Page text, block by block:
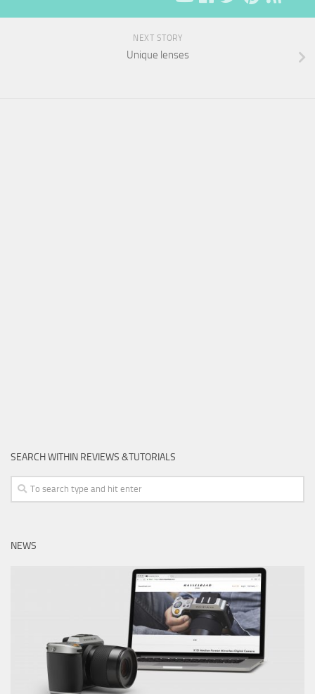
NEXT STORY
Unique lenses
SEARCH WITHIN REVIEWS &TUTORIALS
NEWS